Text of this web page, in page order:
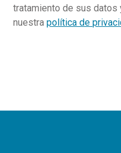
tratamiento de sus
nuestrapolítica de